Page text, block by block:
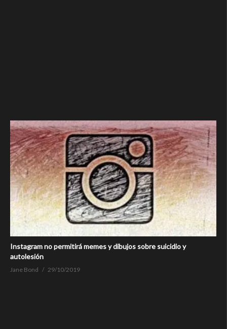
Instagram no permitirá memes y dibujos sobre suicidio y
autolesión
Jane Bond 29/10/2019